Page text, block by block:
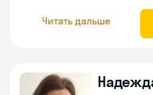
Читать дальше